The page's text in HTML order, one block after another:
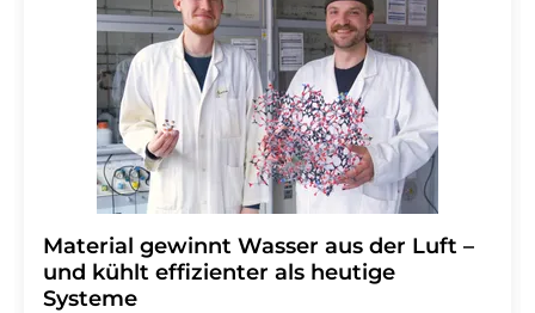
Material gewinnt Wasser aus der Luft –
und kühlt effizienter als heutige
Systeme